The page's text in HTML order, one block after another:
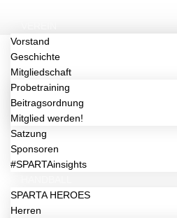
Vorstand
Geschichte
Mitgliedschaft
Probetraining
Beitragsordnung
Mitglied werden!
Satzung
Sponsoren
#SPARTAinsights
SPARTA HEROES
Herren